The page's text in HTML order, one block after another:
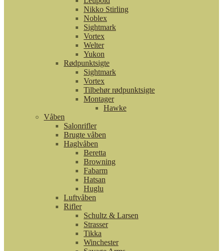
Nikko Stirling
Noblex
Sightmark
Vortex
Welter
Yukon
Rødpunktsigte
Sightmark
Vortex
Tilbehør rødpunktsigte
Montager
Hawke
Våben
Salonrifler
Brugte våben
Haglvåben
Beretta
Browning
Fabarm
Hatsan
Huglu
Luftvåben
Rifler
Schultz & Larsen
Strasser
Tikka
Winchester